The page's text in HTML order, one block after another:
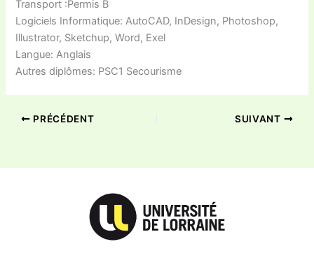
Transport :Permis B
Logiciels Informatique: AutoCAD, InDesign, Photoshop,
Illustrator, Sketchup, Word, Exel
Langue: Anglais
Autres diplômes: PSC1 Secourisme
PRÉCÉDENT SUIVANT